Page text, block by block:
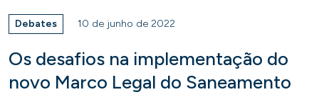
Debates 10 de junho de 2022
Os desafios na implementação do
novo Marco Legal do Saneamento